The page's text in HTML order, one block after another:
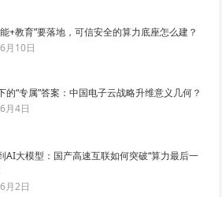
+教育”要落地，可信安全的算力底座怎么建？
月10日
的“专属”答案：中国电子云战略升维意义几何？
月4日
AI大模型：国产高速互联如何突破“算力最后一
月2日